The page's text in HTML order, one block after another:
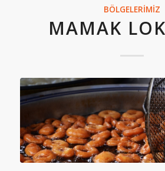
BÖLGELERIMIZ
MAMAK